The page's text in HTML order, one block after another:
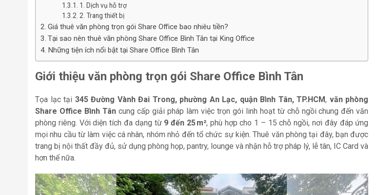
1. Dịch vụ hỗ trợ
2. Trang thiết bị
Giá thuê văn phòng trọn gói Share Office bao nhiêu tiền?
Tại sao nên thuê văn phòng Share Office Bình Tân tại King Office
Những tiện ích nổi bật tại Share Office Bình Tân
Giới thiệu văn phòng trọn gói Share Office Bình Tân
Tọa lạc tại 345 Đường Vành Đai Trong, phường An Lạc, quận Bình Tân, TP.HCM, văn phòng
Share Office Bình Tâncung cấp giải pháp làm việc trọn gói linh hoạt từ chỗ ngồi chung đến văn
phòng riêng. Với diện tích đa dạng từ 9 đến 25 m², phù hợp cho 1 – 15 chỗ ngồi, nơi đây đáp ứng
mọi nhu cầu từ làm việc cá nhân, nhóm nhỏ đến tổ chức sự kiện. Thuê văn phòng tại đây, bạn được
trang bị nội thất đầy đủ, sử dụng phòng họp, pantry, lounge và nhận hỗ trợ pháp lý, lễ tân, IC Card và
hơn thế nữa.